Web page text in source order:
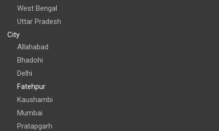
West Bengal
Uttar Pradesh
City
Allahabad
Bhadohi
Delhi
Fatehpur
Kaushambi
Mumbai
Pratapgarh